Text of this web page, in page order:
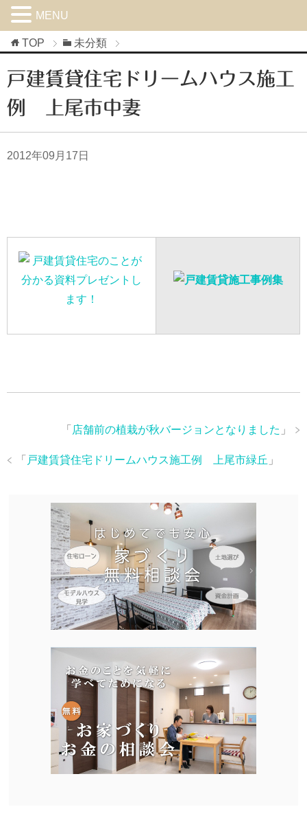
TOP 未分類
戸建賃貸住宅ドリームハウス施工
例 上尾市中妻
2012年09月17日
「 店舗前の植栽が秋バージョンとなりました 」
「 戸建賃貸住宅ドリームハウス施工例 上尾市緑丘 」
MENU